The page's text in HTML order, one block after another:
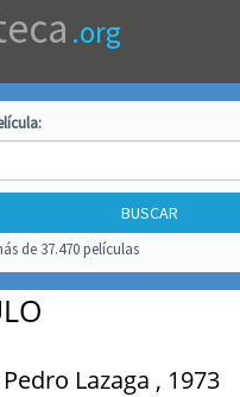
.org
:
de 37.470 películas
Lazaga , 1973